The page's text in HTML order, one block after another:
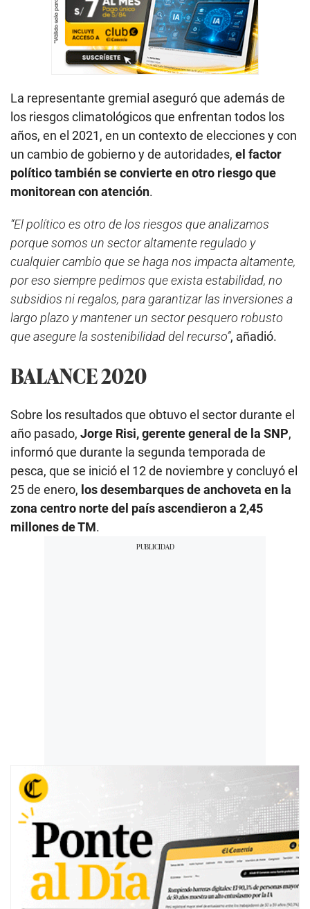
La representante gremial aseguró que además de
los riesgos climatológicos que enfrentan todos los
años, en el 2021, en un contexto de elecciones y con
un cambio de gobierno y de autoridades, el factor
político también se convierte en otro riesgo que
monitorean con atención.
“El político es otro de los riesgos que analizamos
porque somos un sector altamente regulado y
cualquier cambio que se haga nos impacta altamente,
por eso siempre pedimos que exista estabilidad, no
subsidios ni regalos, para garantizar las inversiones a
largo plazo y mantener un sector pesquero robusto
que asegure la sostenibilidad del recurso”, añadió.
BALANCE 2020
Sobre los resultados que obtuvo el sector durante el
año pasado, Jorge Risi, gerente general de la SNP,
informó que durante la segunda temporada de
pesca, que se inició el 12 de noviembre y concluyó el
25 de enero, los desembarques de anchoveta en la
zona centro norte del país ascendieron a 2,45
millones de TM.